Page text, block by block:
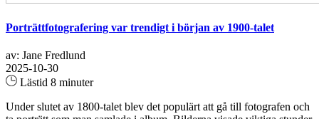
Porträttfotografering var trendigt i början av 1900-talet
av: Jane Fredlund
2025-10-30
Lästid 8 minuter
Under slutet av 1800-talet blev det populärt att gå till fotografen och